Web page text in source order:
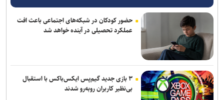
حضور کودکان در شبکه‌های اجتماعی باعث افت
عملکرد تحصیلی در آینده خواهد شد
۳ بازی جدید گیم‌پس ایکس‌باکس با استقبال
بی‌نظیر کاربران روبه‌رو شدند